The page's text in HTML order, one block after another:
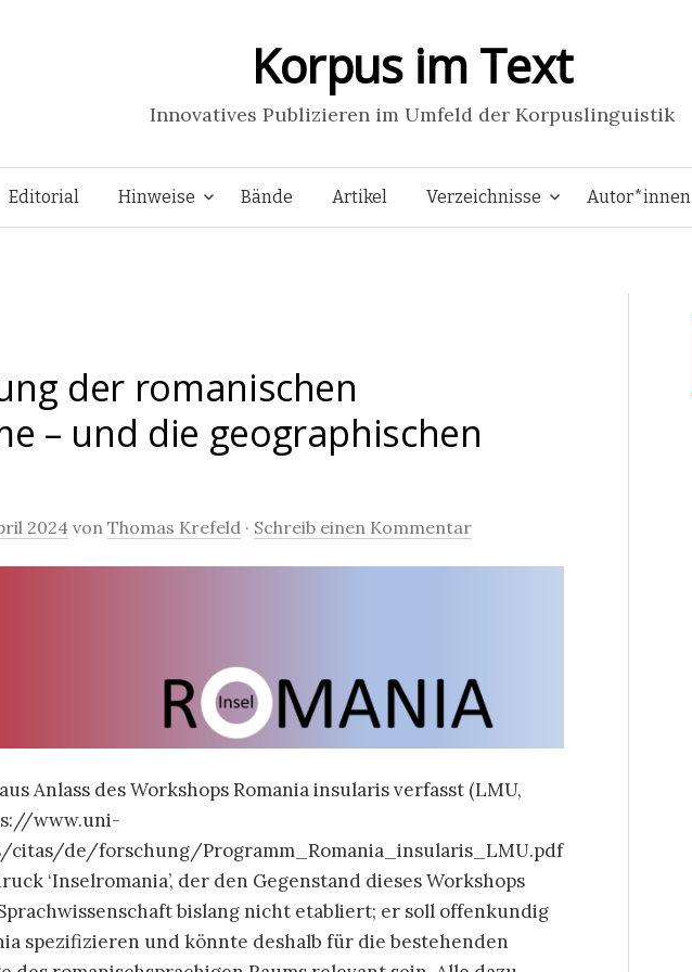
Korpus im Text
Innovatives Publizieren im Umfeld der Korpuslinguistik
Springe
Editorial Hinweise Bände Artikel Verzeichnisse Autor*innen
der romanischen
– und die geographischen
2024von Thomas Krefeld · Schreib einen Kommentar
Anlass des Workshops Romania insularis verfasst (LMU,
www.uni-
citas/de/forschung/Programm_Romania_insularis_LMU.pdf
‘Inselromania’, der den Gegenstand dieses Workshops
bislang nicht etabliert; er soll offenkundig
spezifizieren und könnte deshalb für die bestehenden